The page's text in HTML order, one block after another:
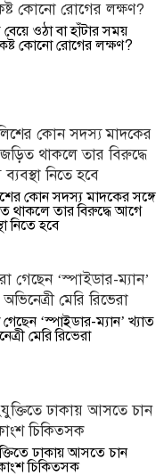
বেয়ে ওঠা বা হাঁটার সময়
কোনো রোগের লক্ষণ?
কোন সদস্য মাদকের সঙ্গে
থাকলে তার বিরুদ্ধে আগে
নিতে হবে
গেছেন ‘স্পাইডার-ম্যান’ খ্যাত
মেরি রিভেরা
ঢাকায় আসতে চান
চিকিত্সক